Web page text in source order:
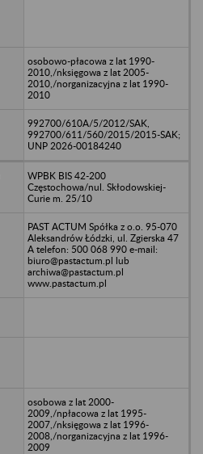
osobowo-płacowa z lat 1990-
2010,/nksięgowa z lat 2005-
2010,/norganizacyjna z lat 1990-
2010
992700/610A/5/2012/SAK,
992700/611/560/2015/2015-SAK;
UNP 2026-00184240
WPBK BIS 42-200
Częstochowa/nul. Skłodowskiej-
Curie m. 25/10
PAST ACTUM Spółka z o.o. 95-070
Aleksandrów Łódzki, ul. Zgierska 47
A telefon: 500 068 990 e-mail:
biuro@pastactum.pl lub
archiwa@pastactum.pl
www.pastactum.pl
osobowa z lat 2000-
2009,/npłacowa z lat 1995-
2007,/nksięgowa z lat 1996-
2008,/norganizacyjna z lat 1996-
2009